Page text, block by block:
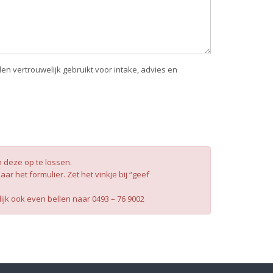
vertrouwelijk gebruikt voor intake, advies en
deze op te lossen.
het formulier. Zet het vinkje bij “geef
ook even bellen naar 0493 – 76 9002